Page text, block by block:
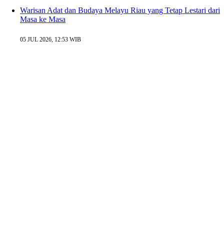
Warisan Adat dan Budaya Melayu Riau yang Tetap Lestari dari
Masa ke Masa
05 JUL 2026, 12:53 WIB